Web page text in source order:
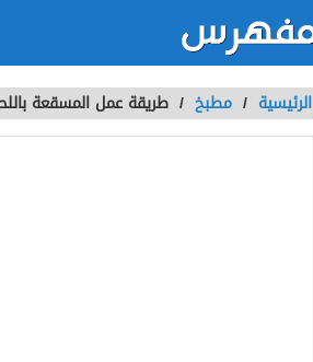
الرئيسية / مطبخ / طريقة عمل المسقعة